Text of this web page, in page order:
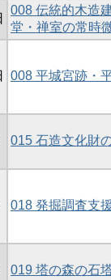
008 伝統的木造
堂・禅室の常時
008 平城宮跡・
015 石造文化財
018 発掘調査支
019 塔の森の石